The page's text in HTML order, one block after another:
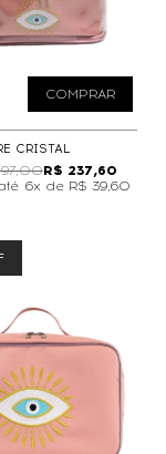
COMPRAR
CRISTAL
R$ 237,60
6x de R$ 39,60